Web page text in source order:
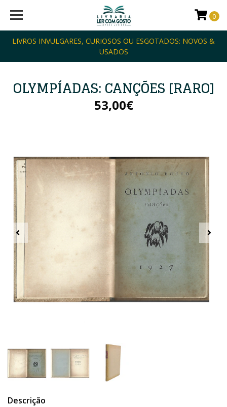
LIVROS INVULGARES, CURIOSOS OU ESGOTADOS: NOVOS &
USADOS
0
OLYMPÍADAS: CANÇÕES [RARO]
53,00€
Descrição